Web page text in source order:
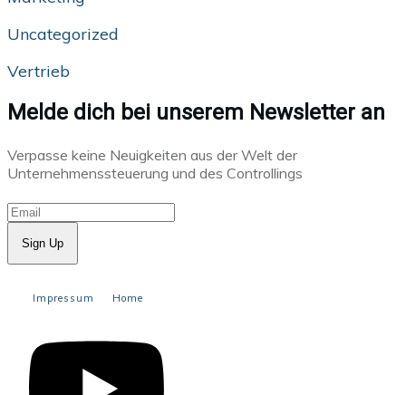
Uncategorized
Vertrieb
Melde dich bei unserem Newsletter an
Verpasse keine Neuigkeiten aus der Welt der
Unternehmenssteuerung und des Controllings
Sign Up
Impressum Home